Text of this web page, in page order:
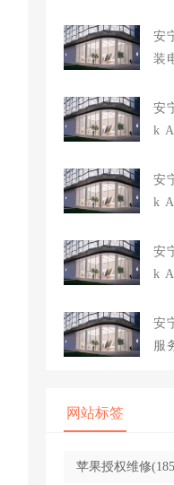
安
装
安
k
安
k
安
k
安
服
网站标签
苹果授权维修